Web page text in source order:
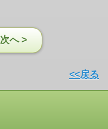
次へ >
<<戻る